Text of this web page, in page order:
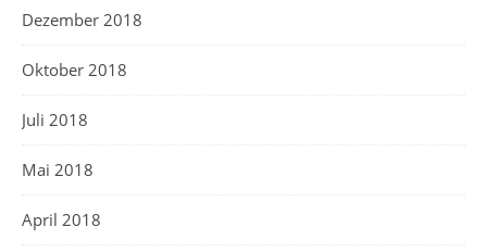
Dezember 2018
Oktober 2018
Juli 2018
Mai 2018
April 2018